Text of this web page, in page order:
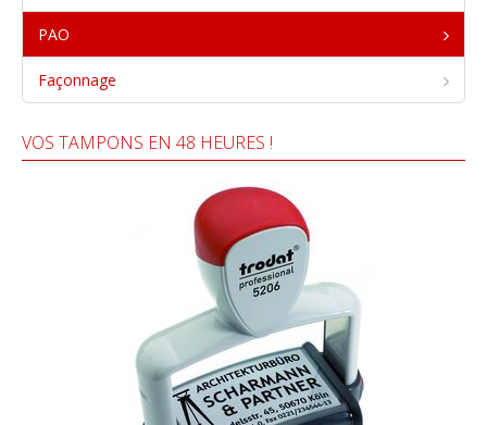
PAO
Façonnage
VOS TAMPONS EN 48 HEURES !